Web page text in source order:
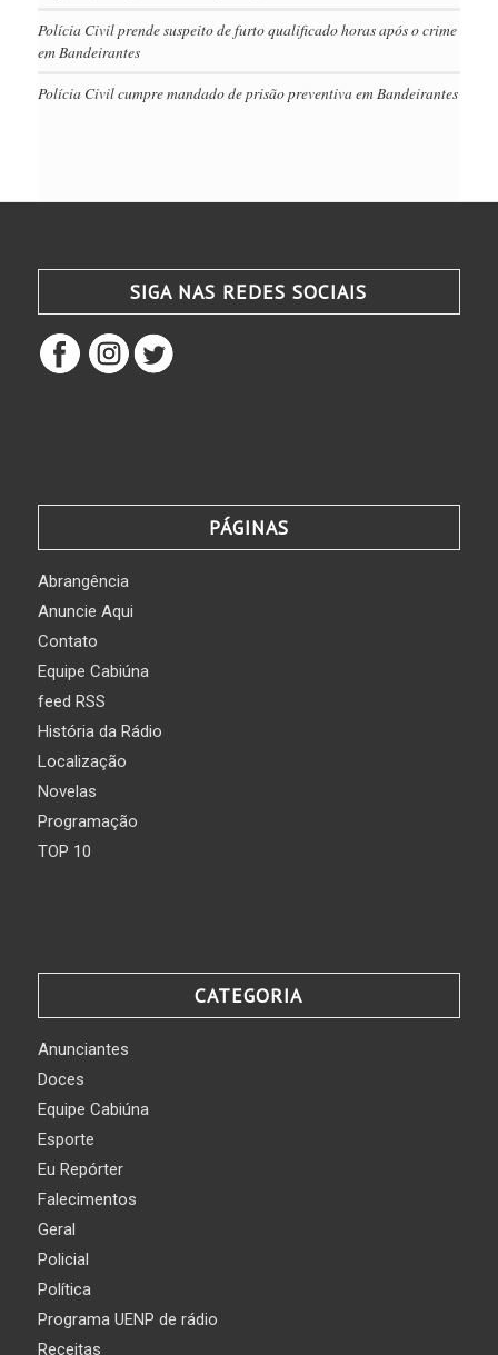
Polícia Civil prende suspeito de furto qualificado horas após o crime
em Bandeirantes
Polícia Civil cumpre mandado de prisão preventiva em Bandeirantes
SIGA NAS REDES SOCIAIS
PÁGINAS
Abrangência
Anuncie Aqui
Contato
Equipe Cabiúna
feed RSS
História da Rádio
Localização
Novelas
Programação
TOP 10
CATEGORIA
Anunciantes
Doces
Equipe Cabiúna
Esporte
Eu Repórter
Falecimentos
Geral
Policial
Política
Programa UENP de rádio
Receitas